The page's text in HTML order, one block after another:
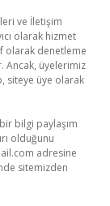
ve İletişim
olarak hizmet
olarak denetleme
Ancak, üyelerimiz
siteye üye olarak
bilgi paylaşım
olduğunu
adresine
sitemizden